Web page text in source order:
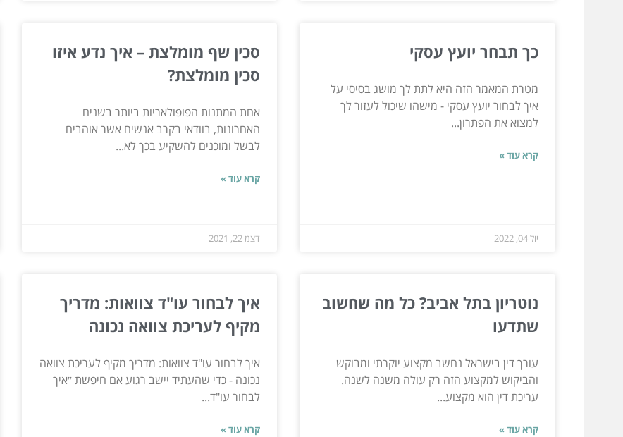
כך תבחר יועץ עסקי
מטרת המאמר הזה היא לתת לך מושג בסיסי על
איך לבחור יועץ עסקי - מישהו שיכול לעזור לך
למצוא את הפתרון...
קרא עוד »
יול 04, 2022
סכין שף מומלצת – איך נדע איזו
סכין מומלצת?
אחת המתנות הפופולאריות ביותר בשנים
האחרונות, בוודאי בקרב אנשים אשר אוהבים
לבשל ומוכנים להשקיע בכך לא...
קרא עוד »
דצמ 22, 2021
נוטריון בתל אביב? כל מה שחשוב
שתדעו
עורך דין בישראל נחשב מקצוע יוקרתי ומבוקש
והביקוש למקצוע הזה רק עולה משנה לשנה.
עריכת דין הוא מקצוע...
קרא עוד »
איך לבחור עו"ד צוואות: מדריך
מקיף לעריכת צוואה נכונה
איך לבחור עו"ד צוואות: מדריך מקיף לעריכת צוואה
נכונה - כדי שהעתיד יישב רגוע אם חיפשת ״איך
לבחור עו"ד...
קרא עוד »